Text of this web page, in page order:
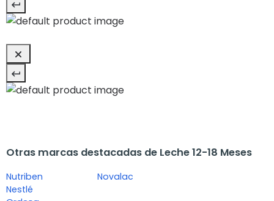
Otras marcas destacadas de Leche 12-18 Meses
Nutriben
Nestlé
Novalac